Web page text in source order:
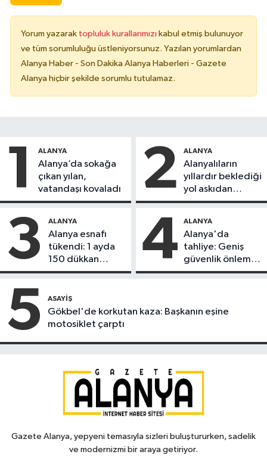
Yorum yazarak topluluk kurallarımızı kabul etmiş bulunuyor
ve tüm sorumluluğu üstleniyorsunuz. Yazılan yorumlardan
Alanya Haber - Son Dakika Alanya Haberleri - Gazete
Alanya hiçbir şekilde sorumlu tutulamaz.
1 ALANYA
Alanya’da sokağa
çıkan yılan,
vatandaşı kovaladı
2 ALANYA
Alanyalıların
yıllardır beklediği
yol askıdan
döndü
3 ALANYA
Alanya esnafı
tükendi: 1 ayda
150 dükkan
kapandı
4 ALANYA
Alanya'da
tahliye: Geniş
güvenlik önlemi
alındı
5 ASAYIŞ
Gökbel'de korkutan kaza: Başkanın eşine
motosiklet çarptı
Gazete Alanya, yepyeni temasıyla sizleri buluştururken, sadelik
ve modernizmi bir araya getiriyor.